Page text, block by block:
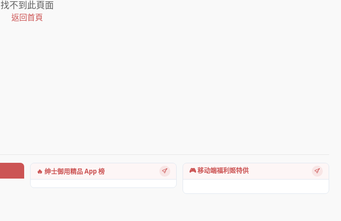
找不到此頁面
返回首頁
🔥 绅士御用精品 App 榜 🎮 移动端福利姬特供